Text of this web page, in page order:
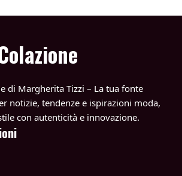
di Margherita Tizzi – La tua fonte
notizie, tendenze e ispirazioni moda,
con autenticità e innovazione.